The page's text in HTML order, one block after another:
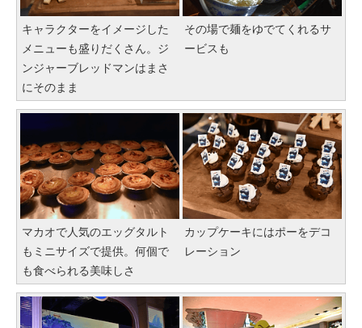
キャラクターをイメージした
メニューも盛りだくさん。ジ
ンジャーブレッドマンはまさ
にそのまま
その場で麺をゆでてくれるサ
ービスも
マカオで人気のエッグタルト
もミニサイズで提供。何個で
も食べられる美味しさ
カップケーキにはポーをデコ
レーション